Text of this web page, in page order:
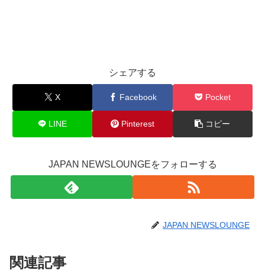
シェアする
X Facebook Pocket
LINE Pinterest コピー
JAPAN NEWSLOUNGEをフォローする
JAPAN NEWSLOUNGE
関連記事